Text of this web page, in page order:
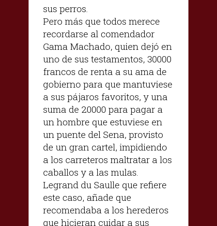
sus perros.
Pero más que todos merece
recordarse al comendador
Gama Machado, quien dejó en
uno de sus testamentos, 30000
francos de renta a su ama de
gobierno para que mantuviese
a sus pájaros favoritos, y una
suma de 20000 para pagar a
un hombre que estuviese en
un puente del Sena, provisto
de un gran cartel, impidiendo
a los carreteros maltratar a los
caballos y a las mulas.
Legrand du Saulle que refiere
este caso, añade que
recomendaba a los herederos
que hicieran cuidar a sus